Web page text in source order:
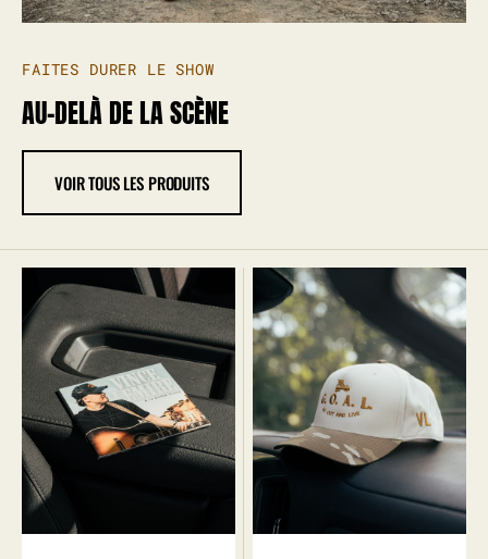
FAITES DURER LE SHOW
AU-DELÀ DE LA SCÈNE
VOIR TOUS LES PRODUITS
la
bonne
place
Casquette
GOAL